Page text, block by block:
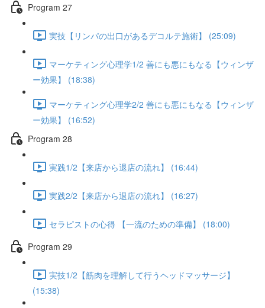
Program 27
実技【リンパの出口があるデコルテ施術】 (25:09)
マーケティング心理学1/2 善にも悪にもなる【ウィンザ
ー効果】 (18:38)
マーケティング心理学2/2 善にも悪にもなる【ウィンザ
ー効果】 (16:52)
Program 28
実践1/2【来店から退店の流れ】 (16:44)
実践2/2【来店から退店の流れ】 (16:27)
セラピストの心得 【一流のための準備】 (18:00)
Program 29
実技1/2【筋肉を理解して行うヘッドマッサージ】
(15:38)